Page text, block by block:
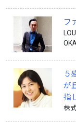
フ
５
が
指
株